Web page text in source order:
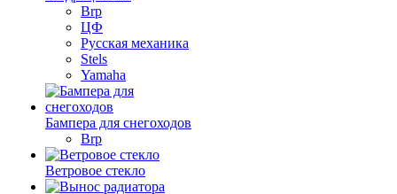
Brp
ЦФ
Русская механика
Stels
Yamaha
Бампера для снегоходов
Brp
Ветровое стекло